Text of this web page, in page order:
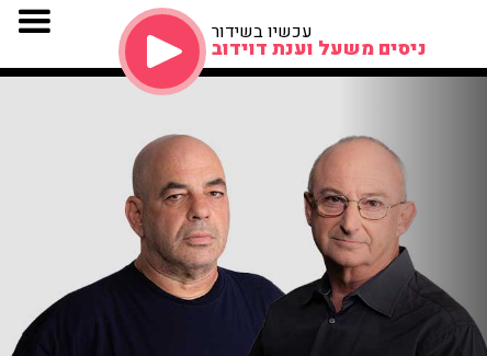
עכשיו בשידור
ניסים משעל וענת דוידוב